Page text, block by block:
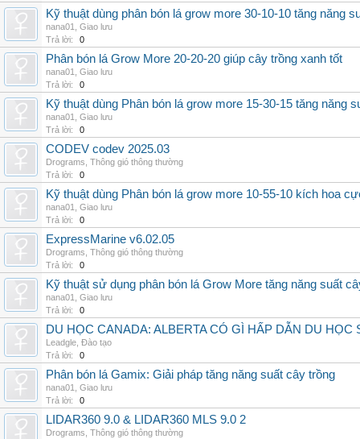
Kỹ thuật dùng phân bón lá grow more 30-10-10 tăng năng
nana01
Giao lưu
Trả lời:
0
Phân bón lá Grow More 20-20-20 giúp cây trồng xanh tốt
nana01
Giao lưu
Trả lời:
0
Kỹ thuật dùng Phân bón lá grow more 15-30-15 tăng năng
nana01
Giao lưu
Trả lời:
0
CODEV codev 2025.03
Drograms Thông gió thông thường
Trả lời:
0
Kỹ thuật dùng Phân bón lá grow more 10-55-10 kích hoa
nana01
Giao lưu
Trả lời:
0
ExpressMarine v6.02.05
Drograms Thông gió thông thường
Trả lời:
0
Kỹ thuật sử dụng phân bón lá Grow More tăng năng suất
nana01
Giao lưu
Trả lời:
0
DU HỌC CANADA: ALBERTA CÓ GÌ HẤP DẪN DU HỌC
Leadgle Đào tạo
Trả lời:
0
Phân bón lá Gamix: Giải pháp tăng năng suất cây trồng
nana01
Giao lưu
Trả lời:
0
LIDAR360 9.0 & LIDAR360 MLS 9.0 2
Drograms Thông gió thông thường